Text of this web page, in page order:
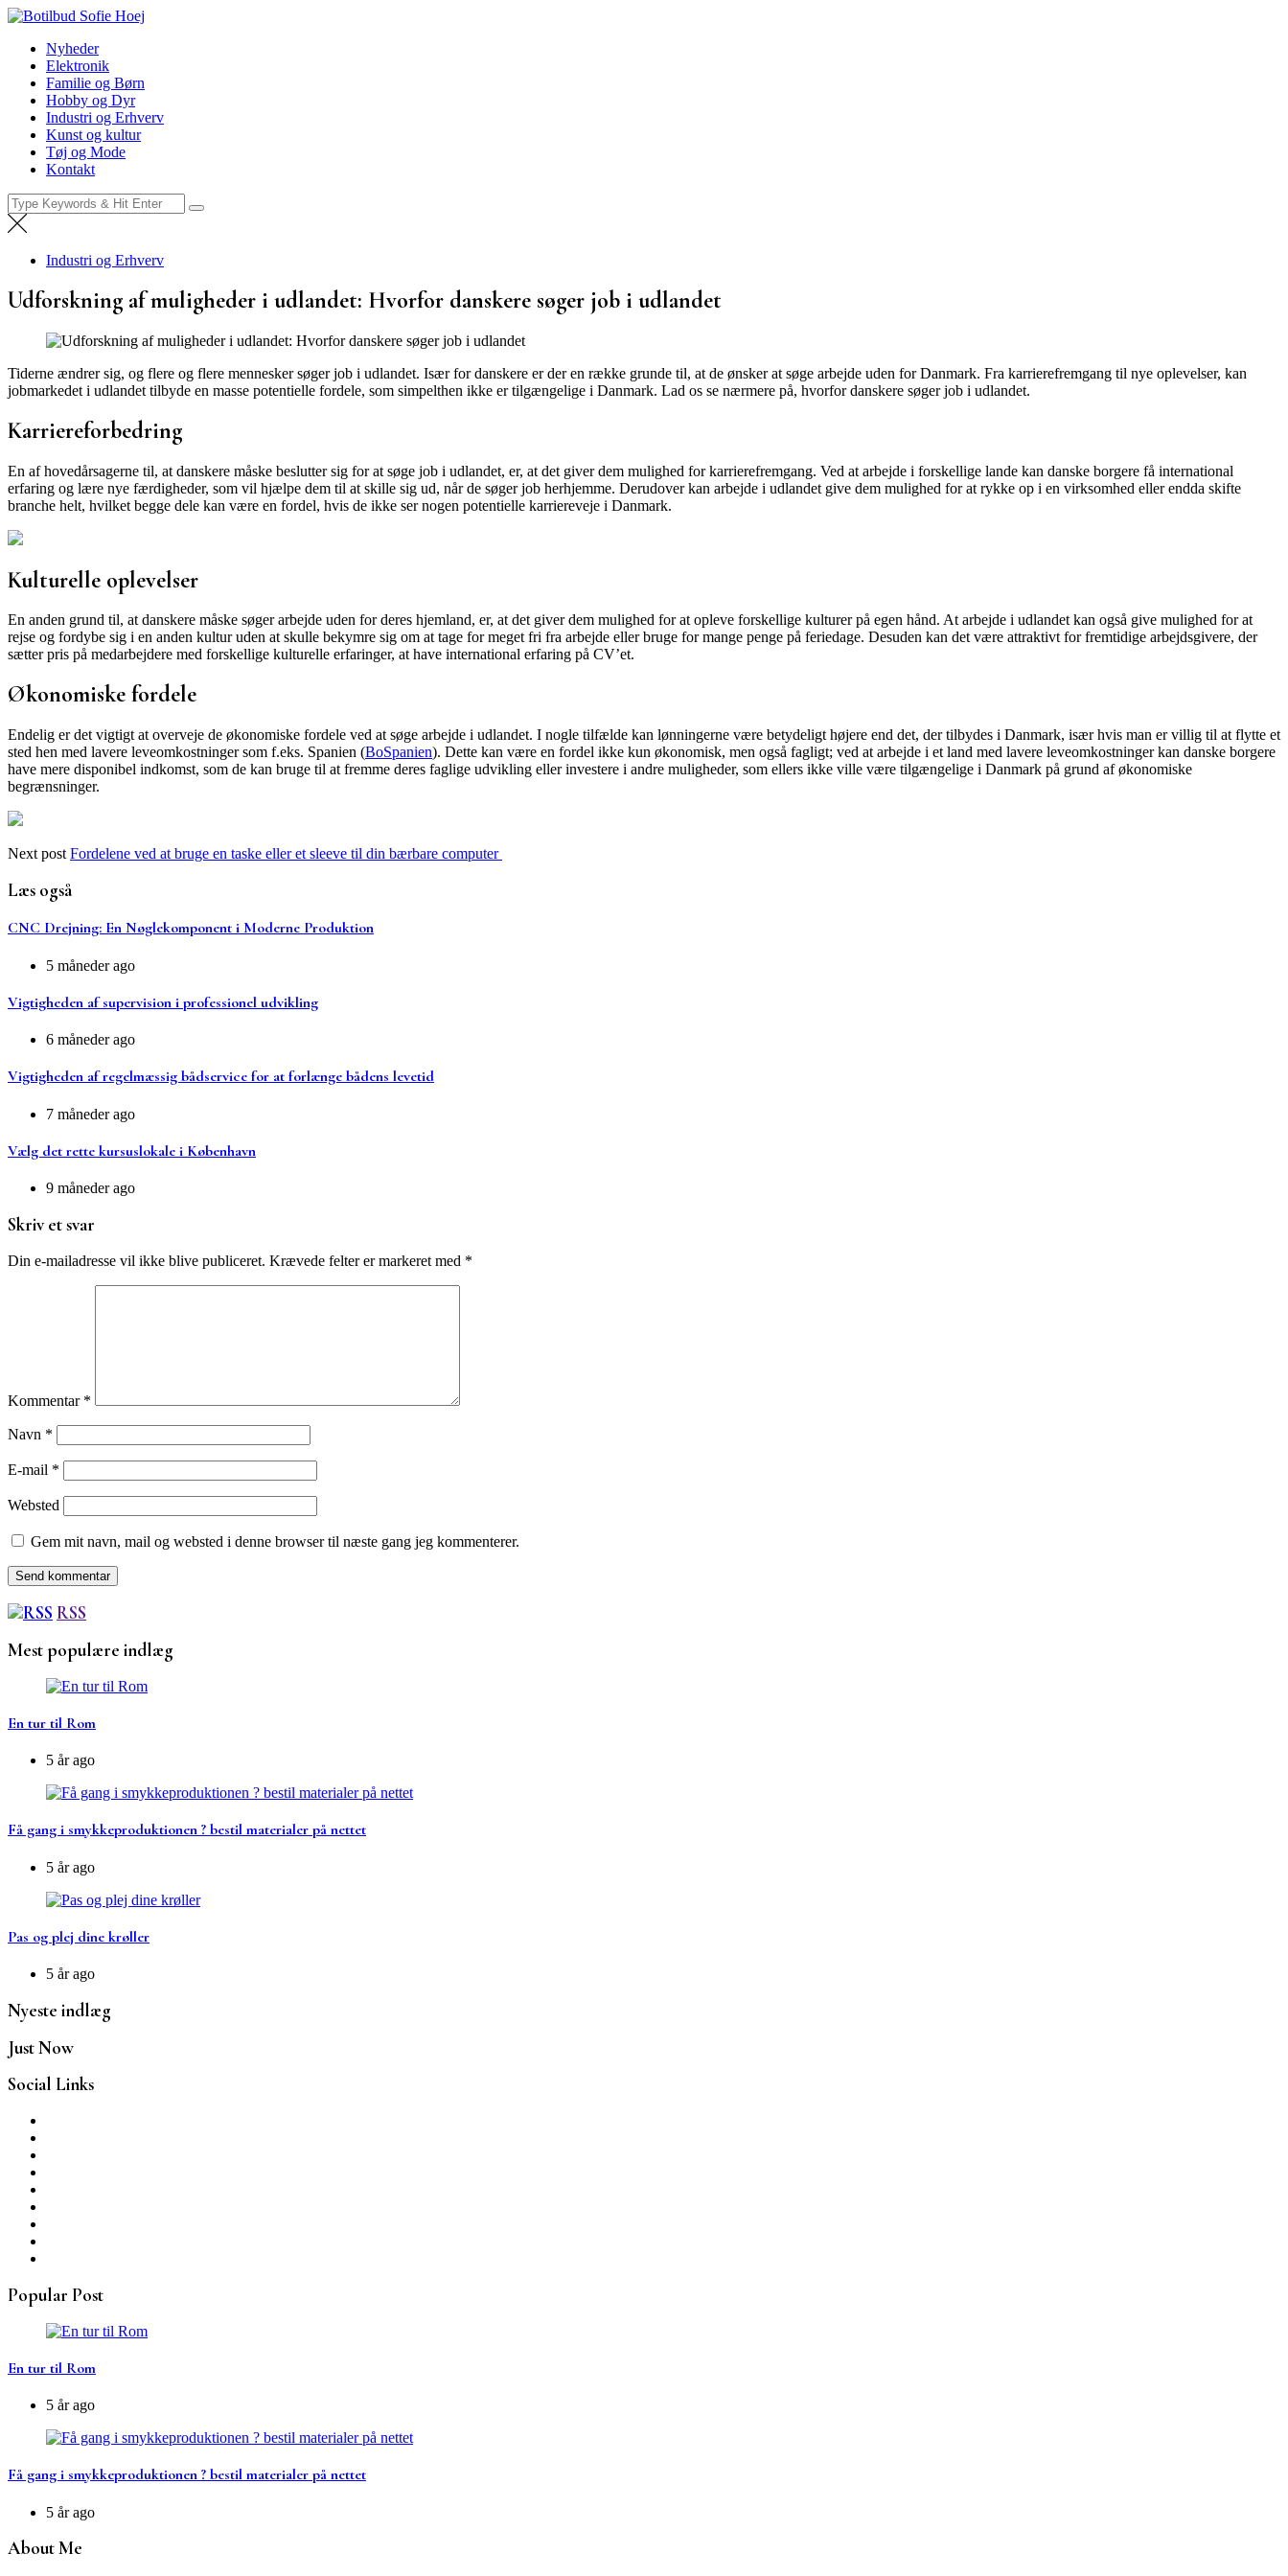
Skip
content
NyhederNyheder
Elektronik
Familie og Børn
Hobby og Dyr
Industri og Erhverv
Kunst og kultur
Tøj og Mode
Kontakt
Search
for:
Industri og Erhverv
Udforskning af muligheder i udlandet: Hvorfor danskere søger job i udlandet
Tiderne ændrer sig, og flere og flere mennesker søger job i udlandet. Især for danskere er der en række grunde til, at de ønsker at søge arbejde uden for Danmark. Fra karrierefremgang til nye oplevelser, kan
jobmarkedet i udlandet tilbyde en masse potentielle fordele, som simpelthen ikke er tilgængelige i Danmark. Lad os se nærmere på, hvorfor danskere søger job i udlandet.
Karriereforbedring
En af hovedårsagerne til, at danskere måske beslutter sig for at søge job i udlandet, er, at det giver dem mulighed for karrierefremgang. Ved at arbejde i forskellige lande kan danske borgere få international
erfaring og lære nye færdigheder, som vil hjælpe dem til at skille sig ud, når de søger job herhjemme. Derudover kan arbejde i udlandet give dem mulighed for at rykke op i en virksomhed eller endda skifte
branche helt, hvilket begge dele kan være en fordel, hvis de ikke ser nogen potentielle karriereveje i Danmark.
Kulturelle oplevelser
En anden grund til, at danskere måske søger arbejde uden for deres hjemland, er, at det giver dem mulighed for at opleve forskellige kulturer på egen hånd. At arbejde i udlandet kan også give mulighed for at
rejse og fordybe sig i en anden kultur uden at skulle bekymre sig om at tage for meget fri fra arbejde eller bruge for mange penge på feriedage. Desuden kan det være attraktivt for fremtidige arbejdsgivere, der
sætter pris på medarbejdere med forskellige kulturelle erfaringer, at have international erfaring på CV’et.
Økonomiske fordele
Endelig er det vigtigt at overveje de økonomiske fordele ved at søge arbejde i udlandet. I nogle tilfælde kan lønningerne være betydeligt højere end det, der tilbydes i Danmark, især hvis man er villig til at flytte et
sted hen med lavere leveomkostninger som f.eks. Spanien (BoSpanien). Dette kan være en fordel ikke kun økonomisk, men også fagligt; ved at arbejde i et land med lavere leveomkostninger kan danske borgere
have mere disponibel indkomst, som de kan bruge til at fremme deres faglige udvikling eller investere i andre muligheder, som ellers ikke ville være tilgængelige i Danmark på grund af økonomiske
begrænsninger.
Next post Fordelene ved at bruge en taske eller et sleeve til din bærbare computer
Læs også
CNC Drejning: En Nøglekomponent i Moderne Produktion
5 måneder ago
Vigtigheden af supervision i professionel udvikling
6 måneder ago
Vigtigheden af regelmæssig bådservice for at forlænge bådens levetid
7 måneder ago
Vælg det rette kursuslokale i København
9 måneder ago
Skriv et svar
Din e-mailadresse vil ikke blive publiceret. Krævede felter er markeret med *
Kommentar *
Navn *
E-mail *
Websted
Gem mit navn, mail og websted i denne browser til næste gang jeg kommenterer.
RSS
Mest populære indlæg
En tur til Rom
5 år ago
Få gang i smykkeproduktionen ? bestil materialer på nettet
5 år ago
Pas og plej dine krøller
5 år ago
Nyeste indlæg
Just Now
Social Links
Popular Post
En tur til Rom
5 år ago
Få gang i smykkeproduktionen ? bestil materialer på nettet
5 år ago
About Me